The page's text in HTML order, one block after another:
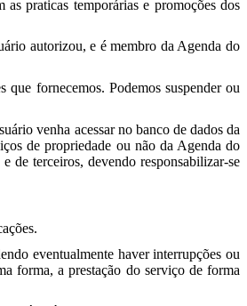
praticas temporárias e promoções dos
autorizou, e é membro da Agenda do
fornecemos. Podemos suspender ou
venha acessar no banco de dados da
de propriedade ou não da Agenda do
de terceiros, devendo responsabilizar-se
eventualmente haver interrupções ou
forma, a prestação do serviço de forma